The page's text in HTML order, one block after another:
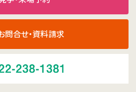
問合せ・資料請求